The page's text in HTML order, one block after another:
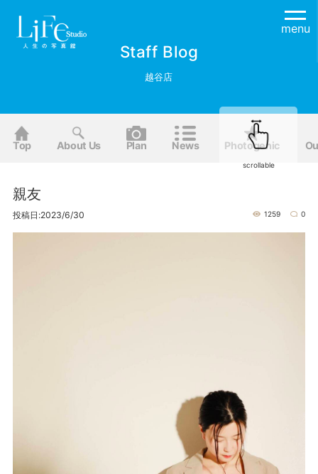
menu
Staff Blog
越谷店
Top About Us Plan News Photogenic
親友
投稿日:2023/6/30 1259 0